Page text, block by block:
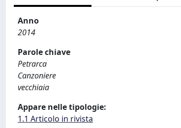
Anno
2014
Parole chiave
Petrarca
Canzoniere
vecchiaia
Appare nelle tipologie:
1.1 Articolo in rivista